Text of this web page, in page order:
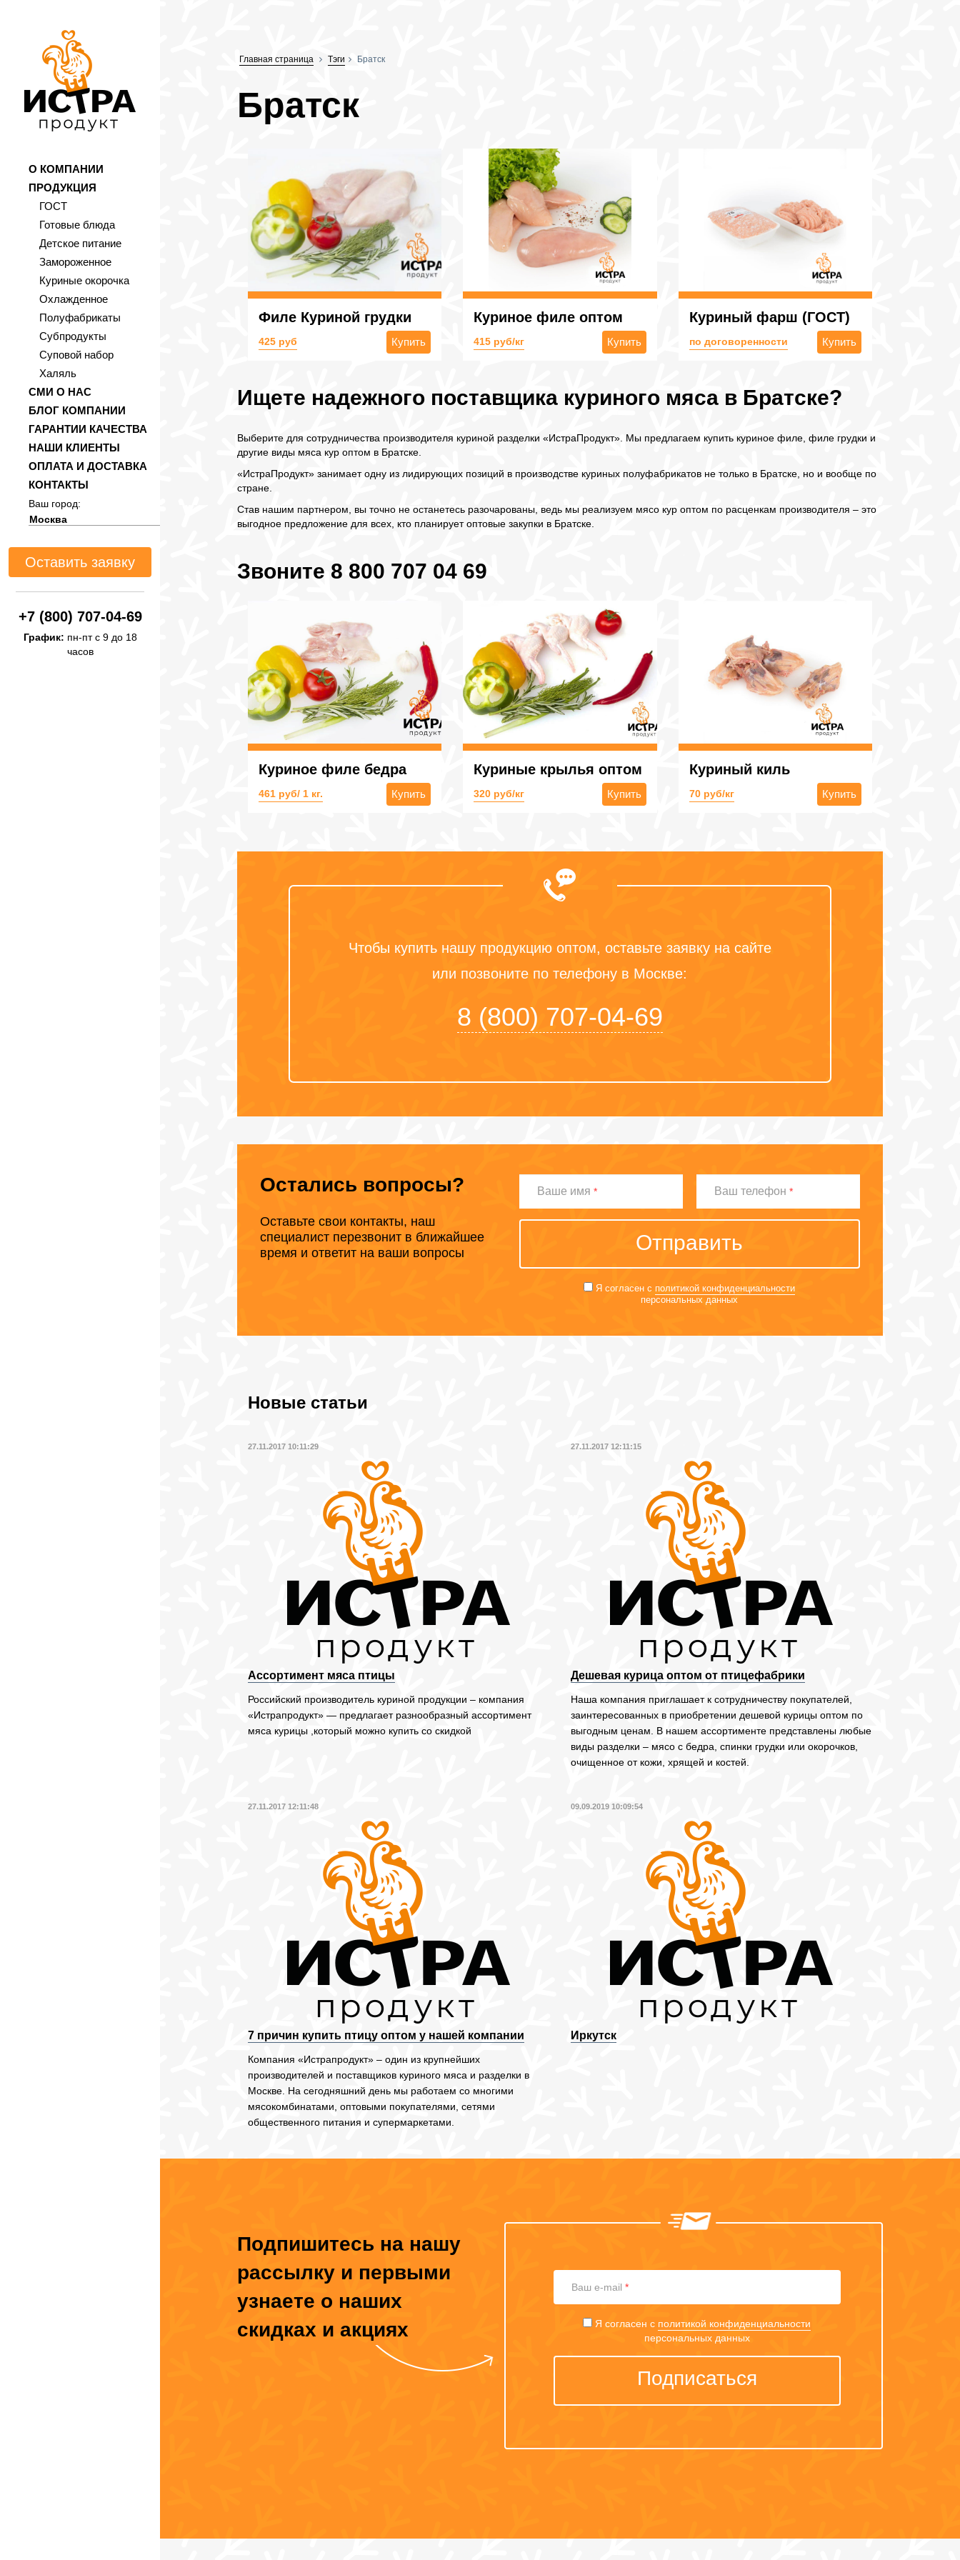
О КОМПАНИИ
ПРОДУКЦИЯ
ГОСТ
Готовые блюда
Детское питание
Замороженное
Куриные окорочка
Охлажденное
Полуфабрикаты
Субпродукты
Суповой набор
Халяль
СМИ О НАС
БЛОГ КОМПАНИИ
ГАРАНТИИ КАЧЕСТВА
НАШИ КЛИЕНТЫ
ОПЛАТА И ДОСТАВКА
КОНТАКТЫ
Ваш город:
Оставить заявку
+7 (800) 707-04-69
График: пн-пт с 9 до 18
часов
Главная страница Тэги Братск
Братск
Филе Куриной грудки
425 руб Купить
Куриное филе оптом
415 руб/кг Купить
Куриный фарш (ГОСТ)
по договоренности Купить
Ищете надежного поставщика куриного мяса в Братске?
Выберите для сотрудничества производителя куриной разделки «ИстраПродукт». Мы предлагаем купить куриное филе, филе грудки и
другие виды мяса кур оптом в Братске.
«ИстраПродукт» занимает одну из лидирующих позиций в производстве куриных полуфабрикатов не только в Братске, но и вообще по
стране.
Став нашим партнером, вы точно не останетесь разочарованы, ведь мы реализуем мясо кур оптом по расценкам производителя – это
выгодное предложение для всех, кто планирует оптовые закупки в Братске.
Звоните 8 800 707 04 69
Куриное филе бедра
461 руб/ 1 кг. Купить
Куриные крылья оптом
320 руб/кг Купить
Куриный киль
70 руб/кг Купить
Чтобы купить нашу продукцию оптом, оставьте заявку на сайте
или позвоните по телефону в Москве:
8 (800) 707-04-69
Остались вопросы?
Оставьте свои контакты, наш
специалист перезвонит в ближайшее
время и ответит на ваши вопросы
Ваше имя *
телефон
Ваш телефон *
Отправить
Я согласен с политикой конфиденциальности
персональных данных
Новые статьи
27.11.2017 10:11:29
Ассортимент мяса птицы
Российский производитель куриной продукции – компания
«Истрапродукт» — предлагает разнообразный ассортимент
мяса курицы ,который можно купить со скидкой
27.11.2017 12:11:15
Дешевая курица оптом от птицефабрики
Наша компания приглашает к сотрудничеству покупателей,
заинтересованных в приобретении дешевой курицы оптом по
выгодным ценам. В нашем ассортименте представлены любые
виды разделки – мясо с бедра, спинки грудки или окорочков,
очищенное от кожи, хрящей и костей.
27.11.2017 12:11:48
7 причин купить птицу оптом у нашей компании
Компания «Истрапродукт» – один из крупнейших
производителей и поставщиков куриного мяса и разделки в
Москве. На сегодняшний день мы работаем со многими
мясокомбинатами, оптовыми покупателями, сетями
общественного питания и супермаркетами.
09.09.2019 10:09:54
Иркутск
Подпишитесь на нашу
рассылку и первыми
узнаете о наших
скидках и акциях
mail
Ваш e-mail *
Я согласен с политикой конфиденциальности
персональных данных
Подписаться